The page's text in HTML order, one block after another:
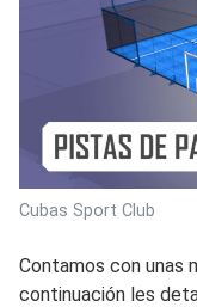
Cubas Sport Club
Contamos con unas
continuación les